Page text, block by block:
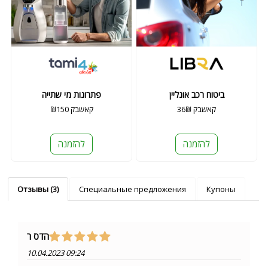
פתרונות מי שתייה
₪150 קאשבק
להזמנה
ביטוח רכב אונליין
36₪ קאשבק
להזמנה
Отзывы (3) Специальные предложения Купоны
הדס ר
10.04.2023 09:24